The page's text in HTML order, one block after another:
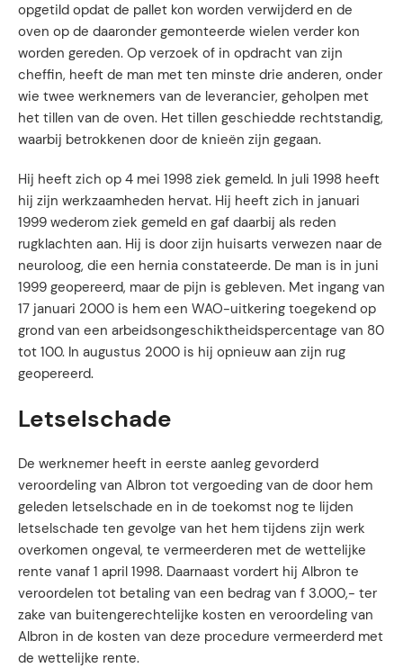
opgetild opdat de pallet kon worden verwijderd en de
oven op de daaronder gemonteerde wielen verder kon
worden gereden. Op verzoek of in opdracht van zijn
cheffin, heeft de man met ten minste drie anderen, onder
wie twee werknemers van de leverancier, geholpen met
het tillen van de oven. Het tillen geschiedde rechtstandig,
waarbij betrokkenen door de knieën zijn gegaan.
Hij heeft zich op 4 mei 1998 ziek gemeld. In juli 1998 heeft
hij zijn werkzaamheden hervat. Hij heeft zich in januari
1999 wederom ziek gemeld en gaf daarbij als reden
rugklachten aan. Hij is door zijn huisarts verwezen naar de
neuroloog, die een hernia constateerde. De man is in juni
1999 geopereerd, maar de pijn is gebleven. Met ingang van
17 januari 2000 is hem een WAO-uitkering toegekend op
grond van een arbeidsongeschiktheidspercentage van 80
tot 100. In augustus 2000 is hij opnieuw aan zijn rug
geopereerd.
Letselschade
De werknemer heeft in eerste aanleg gevorderd
veroordeling van Albron tot vergoeding van de door hem
geleden letselschade en in de toekomst nog te lijden
letselschade ten gevolge van het hem tijdens zijn werk
overkomen ongeval, te vermeerderen met de wettelijke
rente vanaf 1 april 1998. Daarnaast vordert hij Albron te
veroordelen tot betaling van een bedrag van f 3.000,- ter
zake van buitengerechtelijke kosten en veroordeling van
Albron in de kosten van deze procedure vermeerderd met
de wettelijke rente.